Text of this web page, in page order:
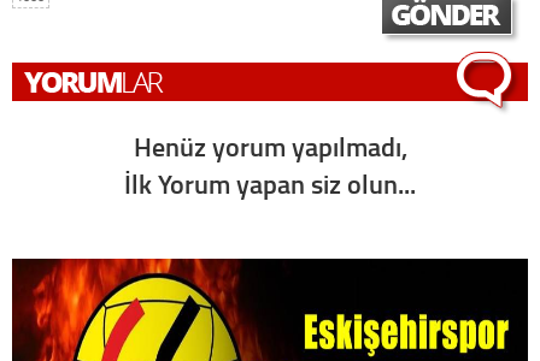
Henüz yorum yapılmadı,
İlk Yorum yapan siz olun...